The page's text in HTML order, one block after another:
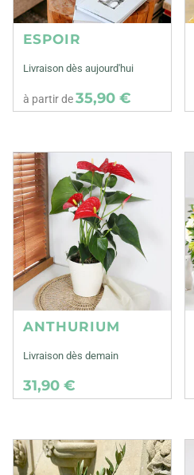
ESPOIR
Livraison dès aujourd'hui
à partir de35,90 €
ANTHURIUM
Livraison dès demain
31,90 €